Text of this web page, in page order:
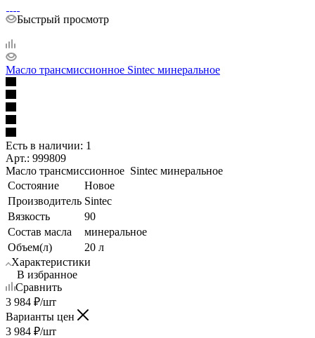
Быстрый просмотр
Масло трансмиссионное Sintec минеральное
Есть в наличии: 1
Арт.: 999809
Масло трансмиссионное Sintec минеральное
Состояние
Новое
Производитель Sintec
Вязкость
90
Состав масла
минеральное
Объем(л)
20 л
Характеристики
В избранное
Сравнить
3 984 ₽/шт
Варианты цен
3 984 ₽/шт